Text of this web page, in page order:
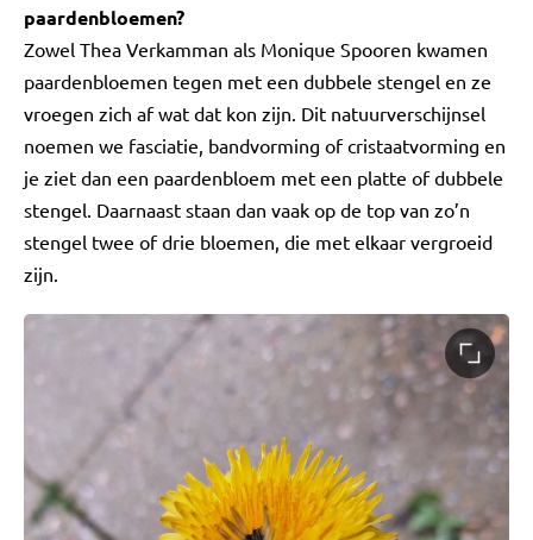
paardenbloemen?
Zowel Thea Verkamman als Monique Spooren kwamen
paardenbloemen tegen met een dubbele stengel en ze
vroegen zich af wat dat kon zijn. Dit natuurverschijnsel
noemen we fasciatie, bandvorming of cristaatvorming en
je ziet dan een paardenbloem met een platte of dubbele
stengel. Daarnaast staan dan vaak op de top van zo’n
stengel twee of drie bloemen, die met elkaar vergroeid
zijn.